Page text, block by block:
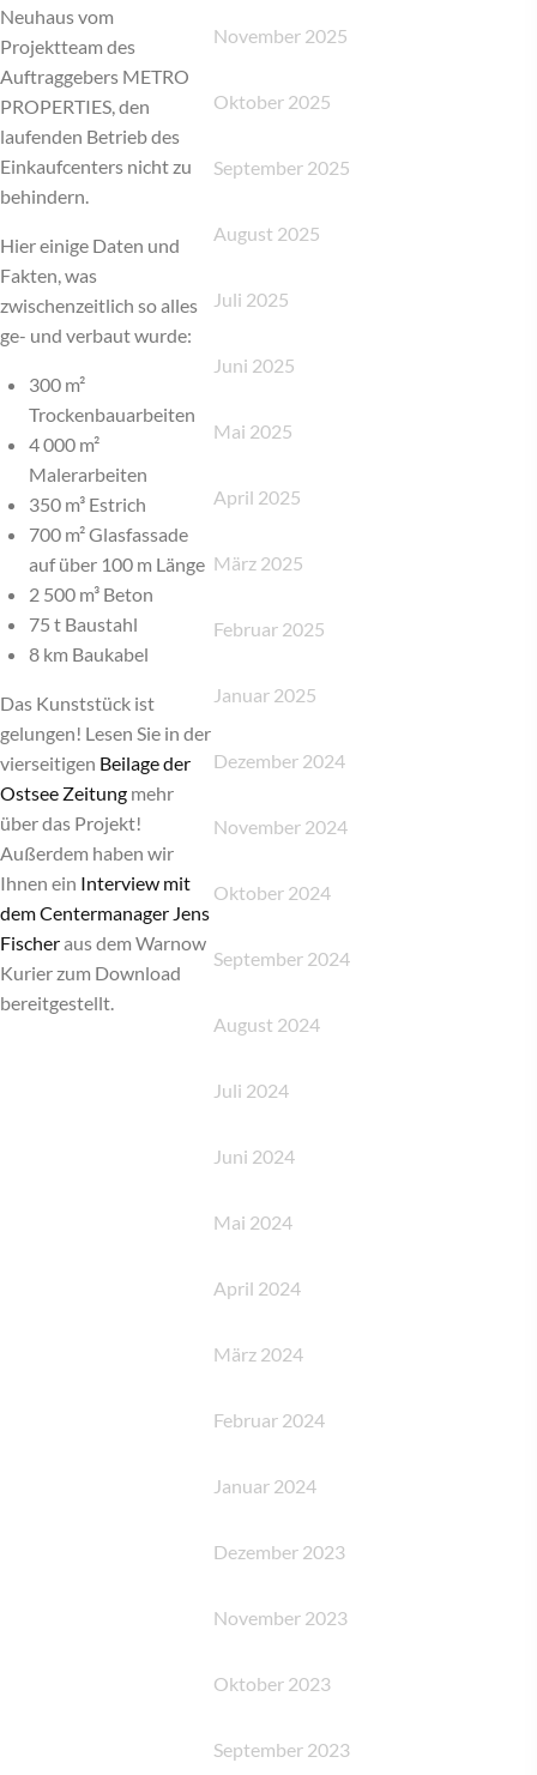
Neuhaus vom
Projektteam des
Auftraggebers METRO
PROPERTIES, den
laufenden Betrieb des
Einkaufcenters nicht zu
behindern.
Hier einige Daten und
Fakten, was
zwischenzeitlich so alles
ge- und verbaut wurde:
300 m²
Trockenbauarbeiten
4 000 m²
Malerarbeiten
350 m³ Estrich
700 m² Glasfassade
auf über 100 m Länge
2 500 m³ Beton
75 t Baustahl
8 km Baukabel
Das Kunststück ist
gelungen! Lesen Sie in der
vierseitigen Beilage der
Ostsee Zeitung mehr
über das Projekt!
Außerdem haben wir
Ihnen ein Interview mit
dem Centermanager Jens
Fischeraus dem Warnow
Kurier zum Download
bereitgestellt.
November 2025
Oktober 2025
September 2025
August 2025
Juli 2025
Juni 2025
Mai 2025
April 2025
März 2025
Februar 2025
Januar 2025
Dezember 2024
November 2024
Oktober 2024
September 2024
August 2024
Juli 2024
Juni 2024
Mai 2024
April 2024
März 2024
Februar 2024
Januar 2024
Dezember 2023
November 2023
Oktober 2023
September 2023